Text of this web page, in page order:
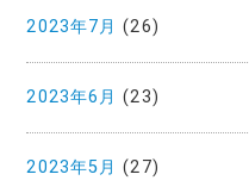
2023年7月 (26)
2023年6月 (23)
2023年5月 (27)